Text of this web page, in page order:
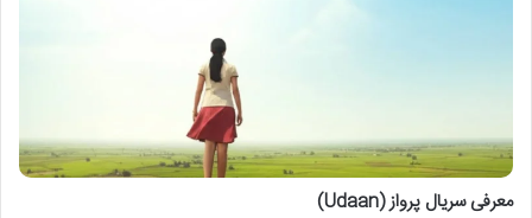
معرفی سریال پرواز (Udaan)